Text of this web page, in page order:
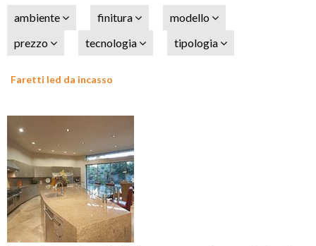
ambiente finitura
modello
prezzo
tecnologia tipologia
Faretti led da incasso